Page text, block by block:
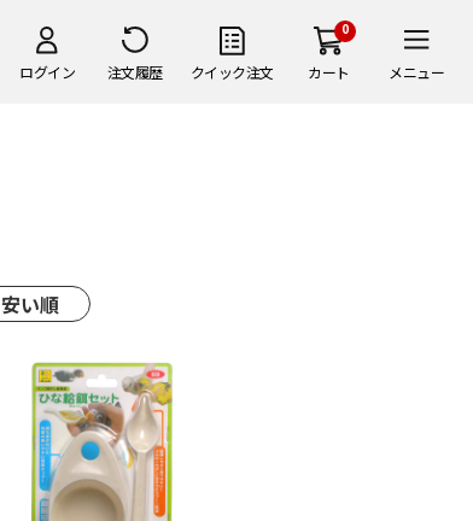
ログイン 注文履歴 クイック注文
0
カート メニュー
安い順